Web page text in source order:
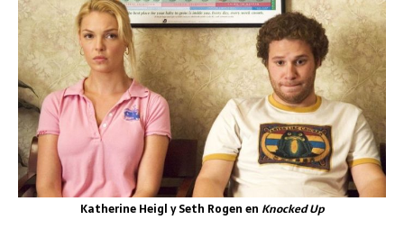
Katherine Heigl y Seth Rogen en Knocked Up